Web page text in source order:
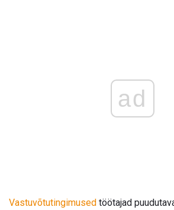
ad
Vastuvõtutingimused töötajad